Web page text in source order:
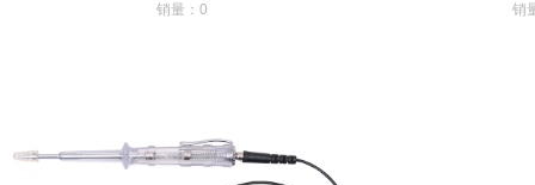
销量：0 销